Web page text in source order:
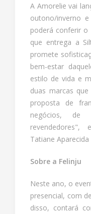
A Amorelie vai
outono/inverno
poderá conferir o
que entrega a
promete
bem-estar
estilo de vida e
duas marcas
proposta de
negócios, de
revendedores",
Tatiane Aparecida
Sobre a Felinju
Neste ano, o
presencial, com
disso, contará